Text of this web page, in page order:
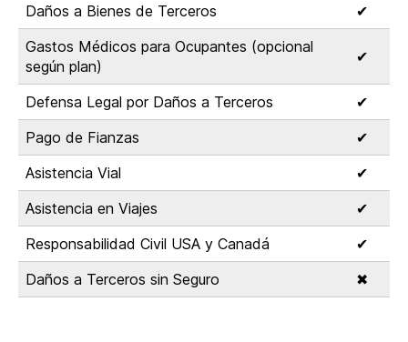
Daños a Bienes de Terceros
✔
Gastos Médicos para Ocupantes (opcional
según plan)
✔
Defensa Legal por Daños a Terceros
✔
Pago de Fianzas
✔
Asistencia Vial
✔
Asistencia en Viajes
✔
Responsabilidad Civil USA y Canadá
✔
Daños a Terceros sin Seguro
✖